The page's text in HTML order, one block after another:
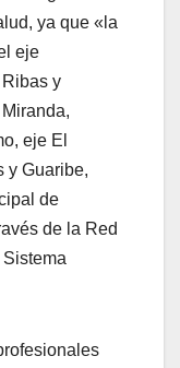
ya que «la
eje
y
eje El
y Guaribe,
de
de la Red